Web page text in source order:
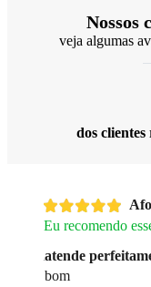
Nossos
veja algumas
dos
Eu recomendo
atende
bom